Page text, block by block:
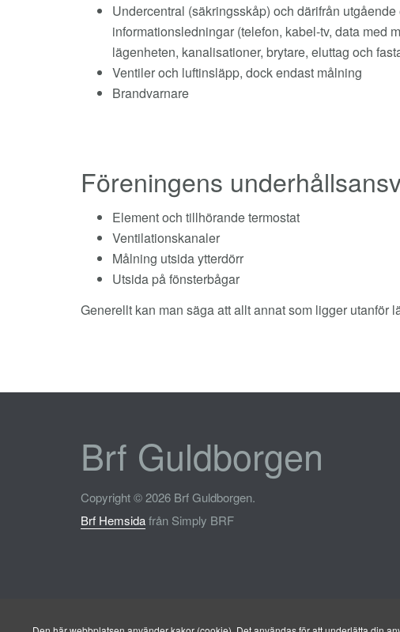
Undercentral (säkringsskåp) och därifrån utgående
informationsledningar (telefon, kabel-tv, data med
lägenheten, kanalisationer, brytare, eluttag och
Ventiler och luftinsläpp, dock endast målning
Brandvarnare
Föreningens
Element och tillhörande termostat
Ventilationskanaler
Målning utsida ytterdörr
Utsida på fönsterbågar
Generellt kan man säga att allt annat som ligger utanför
Brf Guldborgen
Copyright © 2026 Brf Guldborgen.
Brf Hemsidafrån Simply BRF